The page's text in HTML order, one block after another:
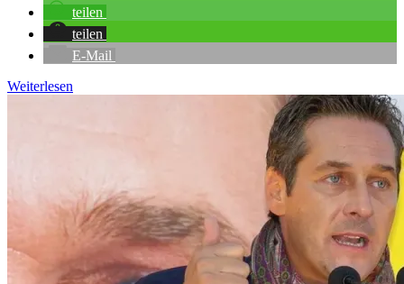
teilen
teilen
E-Mail
Weiterlesen